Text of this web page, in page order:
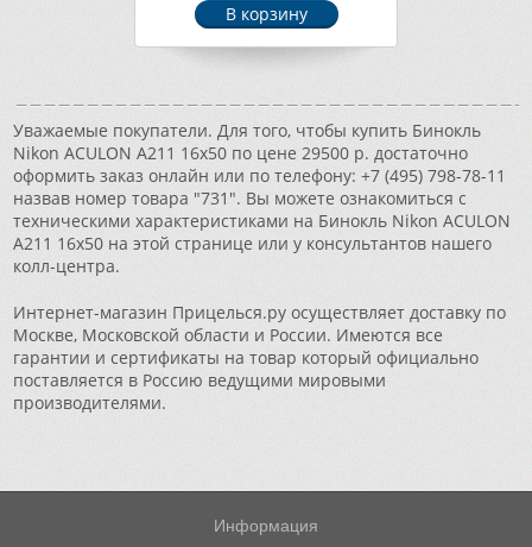
Уважаемые покупатели. Для того, чтобы купить Бинокль
Nikon ACULON A211 16x50 по цене 29500 р. достаточно
оформить заказ онлайн или по телефону: +7 (495) 798-78-11
назвав номер товара "731". Вы можете ознакомиться с
техническими характеристиками на Бинокль Nikon ACULON
A211 16x50 на этой странице или у консультантов нашего
колл-центра.
Интернет-магазин Прицелься.ру осуществляет доставку по
Москве, Московской области и России. Имеются все
гарантии и сертификаты на товар который официально
поставляется в Россию ведущими мировыми
производителями.
Информация